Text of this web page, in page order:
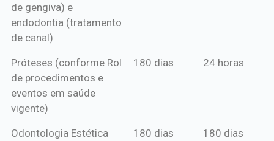
de gengiva) e
endodontia (tratamento
de canal)
Próteses (conforme Rol
de procedimentos e
eventos em saúde
vigente)
180 dias 24 horas
Odontologia Estética
180 dias 180 dias